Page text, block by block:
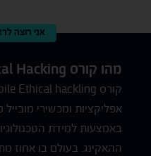
אני רוצה
מהו קורס Mobile Ethical Hacking?
אפליקציות ומכשירי
באמצעות למידת
ההאקינג. בעולם בו אחוז